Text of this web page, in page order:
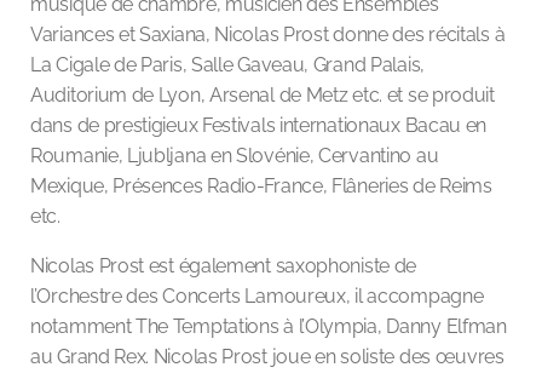
Variances et Saxiana, Nicolas Prost donne des récitals à
La Cigale de Paris, Salle Gaveau, Grand Palais,
Auditorium de Lyon, Arsenal de Metz etc. et se produit
dans de prestigieux Festivals internationaux Bacau en
Roumanie, Ljubljana en Slovénie, Cervantino au
Mexique, Présences Radio-France, Flâneries de Reims
etc.
Nicolas Prost est également saxophoniste de
l’Orchestre des Concerts Lamoureux, il accompagne
notamment The Temptations à l’Olympia, Danny Elfman
au Grand Rex. Nicolas Prost joue en soliste des œuvres